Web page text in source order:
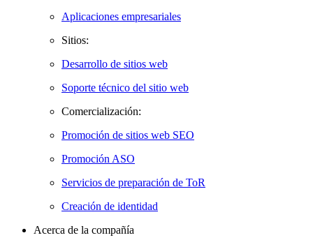
Aplicaciones empresariales
Sitios:
Desarrollo de sitios web
Soporte técnico del sitio web
Comercialización:
Promoción de sitios web SEO
Promoción ASO
Servicios de preparación de ToR
Creación de identidad
Acerca de la compañía